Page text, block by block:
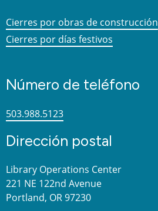
Cierres por obras de construcción
Cierres por días festivos
Número de teléfono
503.988.5123
Dirección postal
Library Operations Center
221 NE 122nd Avenue
Portland, OR 97230